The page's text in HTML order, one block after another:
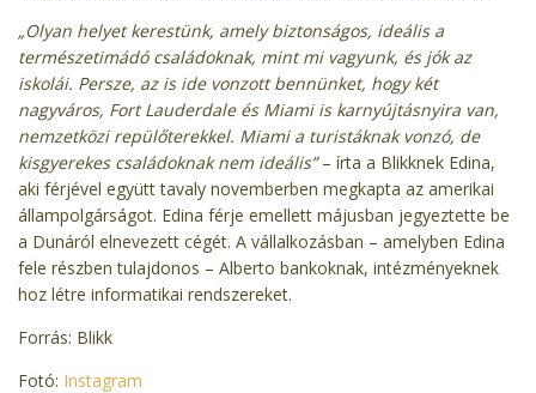
„Olyan helyet kerestünk, amely biztonságos, ideális a
természetimádó családoknak, mint mi vagyunk, és jók az
iskolái. Persze, az is ide vonzott bennünket, hogy két
nagyváros, Fort Lauderdale és Miami is karnyújtásnyira van,
nemzetközi repülőterekkel. Miami a turistáknak vonzó, de
kisgyerekes családoknak nem ideális”– írta a Blikknek Edina,
aki férjével együtt tavaly novemberben megkapta az amerikai
állampolgárságot. Edina férje emellett májusban jegyeztette be
a Dunáról elnevezett cégét. A vállalkozásban – amelyben Edina
fele részben tulajdonos – Alberto bankoknak, intézményeknek
hoz létre informatikai rendszereket.
Forrás: Blikk
Fotó: Instagram